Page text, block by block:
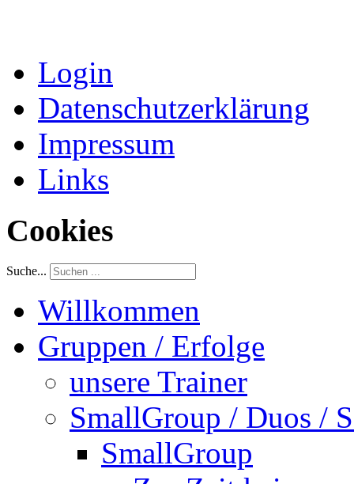
Login
Datenschutzerklärung
Impressum
Links
Cookies
Suche...
Willkommen
Gruppen / Erfolge
unsere Trainer
SmallGroup / Duos /
SmallGroup